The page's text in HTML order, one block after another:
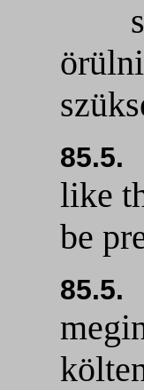
85.5.
like
be
85.5.